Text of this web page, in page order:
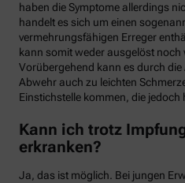
haben die Symptome allerdings
handelt es sich um einen
vermehrungsfähigen Erreger
kann somit weder ausgelöst noch
Vorübergehend kann es durch
Abwehr auch zu leichten
Einstichstelle kommen, die jedoch
Kann ich trotz
erkranken?
Ja, das ist möglich. Bei jungen